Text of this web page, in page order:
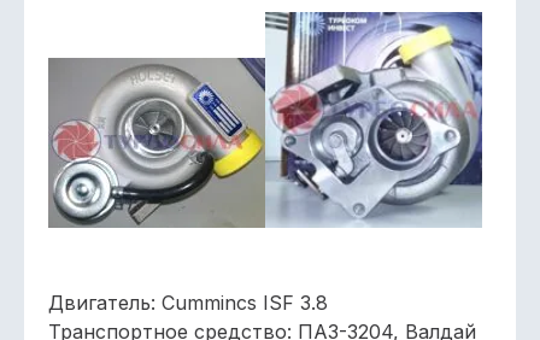
Двигатель: Cummincs ISF 3.8
Транспортное средство: ПАЗ-3204, Валдай